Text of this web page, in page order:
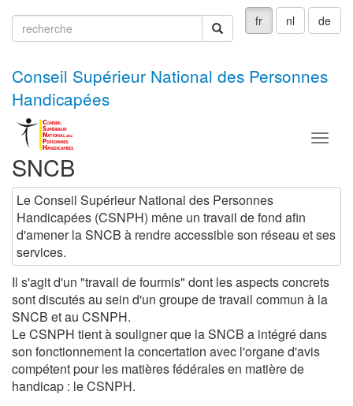
fr nl de
recherche
Conseil Supérieur National des Personnes
Handicapées
Menu
SNCB
Le Conseil Supérieur National des Personnes
Handicapées (CSNPH) mêne un travail de fond afin
d'amener la SNCB à rendre accessible son réseau et ses
services.
Il s'agit d'un "travail de fourmis" dont les aspects concrets
sont discutés au sein d'un groupe de travail commun à la
SNCB et au CSNPH.
Le CSNPH tient à souligner que la SNCB a intégré dans
son fonctionnement la concertation avec l'organe d'avis
compétent pour les matières fédérales en matière de
handicap : le CSNPH.